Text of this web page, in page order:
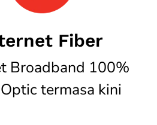
Fiber
Broadband 100%
termasa kini